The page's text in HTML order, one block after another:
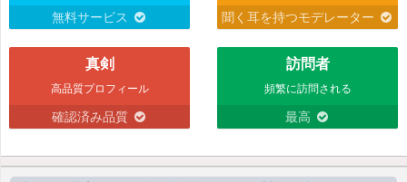
無料サービス 聞く耳を持つモデレーター
真剣
高品質プロフィール
確認済み品質
訪問者
頻繁に訪問される
最高